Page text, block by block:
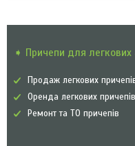
➧ Причепи для легкових
Продаж легкових
Оренда легкових причепів
Ремонт та ТО причепів